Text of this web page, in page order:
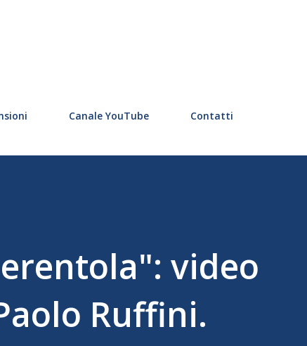
Canale YouTube Contatti
video
Ruffini.